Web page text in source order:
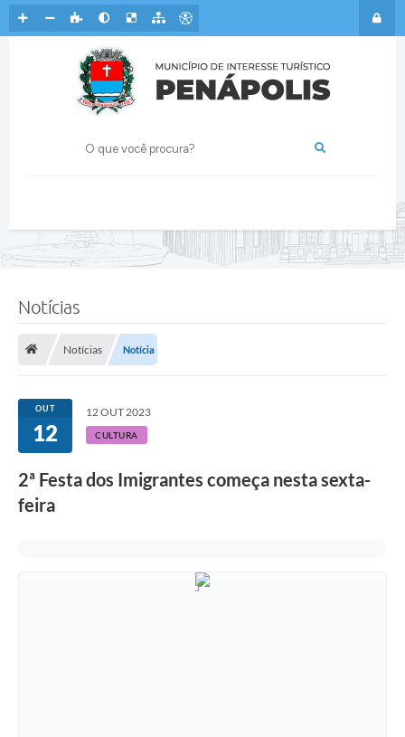
Notícias
Notícias Notícia
OUT
12
12 OUT 2023
CULTURA
2ª Festa dos Imigrantes começa nesta sexta-
feira